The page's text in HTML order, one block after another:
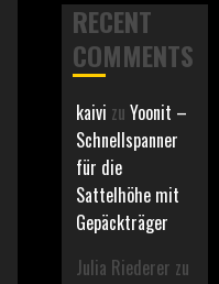
RECENT
COMMENTS
kaivi zuYoonit –
Schnellspanner
für die
Sattelhöhe mit
Gepäckträger
Julia Riederer zu